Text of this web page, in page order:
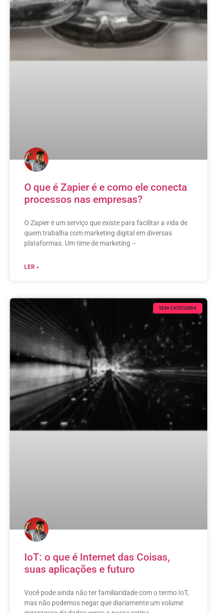
O que é Zapier é e como ele conecta
processos nas empresas?
O Zapier é um serviço que existe para facilitar a vida de
quem trabalha com marketing digital em diversas
plataformas. Um time de marketing –
LER »
SEM CATEGORIA
IoT: o que é Internet das Coisas,
suas aplicações e futuro
Você pode ainda não ter familiaridade com o termo IoT,
mas não podemos negar que diariamente um volume